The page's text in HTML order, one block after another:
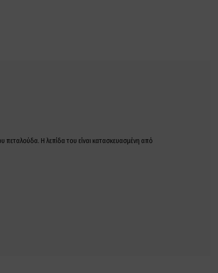
πεταλούδα. Η λεπίδα του είναι κατασκευασμένη από